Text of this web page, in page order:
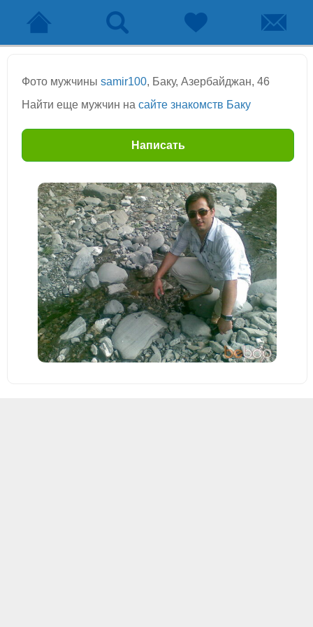
Фото мужчины samir100, Баку, Азербайджан, 46
Найти еще мужчин на сайте знакомств Баку
Написать